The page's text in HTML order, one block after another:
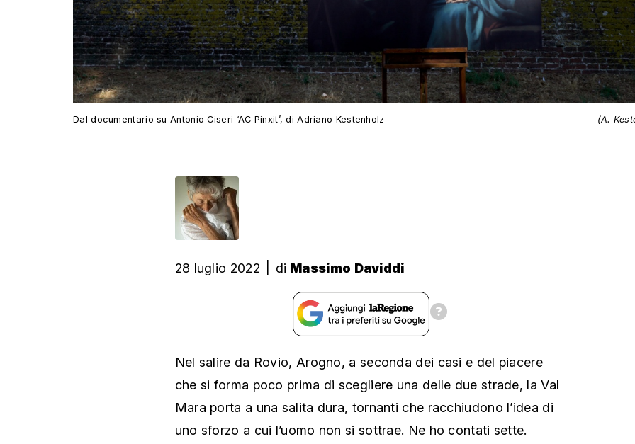
Dal documentario su Antonio Ciseri ‘AC Pinxit’, di Adriano Kestenholz (A.
28 luglio 2022 di Massimo Daviddi
Nel salire da Rovio, Arogno, a seconda dei casi e del piacere
che si forma poco prima di scegliere una delle due strade, la Val
Mara porta a una salita dura, tornanti che racchiudono l’idea di
uno sforzo a cui l’uomo non si sottrae. Ne ho contati sette.